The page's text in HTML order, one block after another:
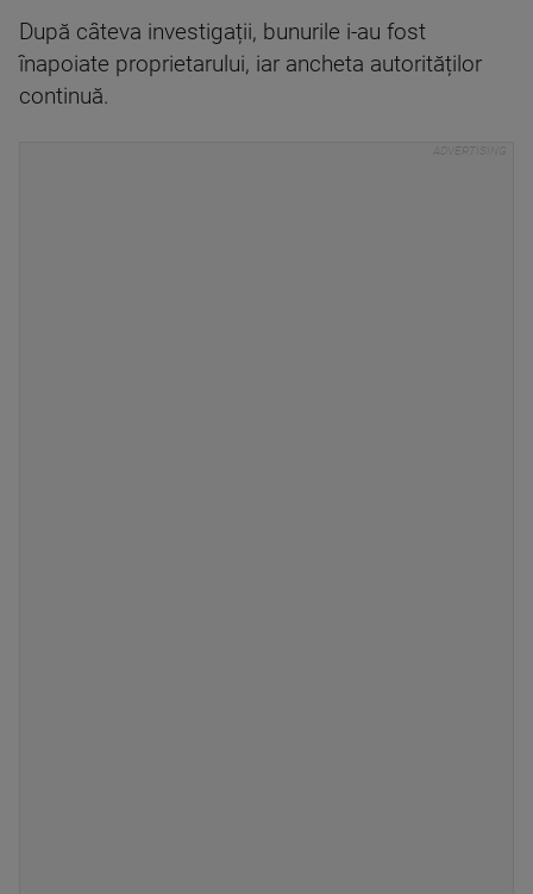
După câteva investigații, bunurile i-au fost
înapoiate proprietarului, iar ancheta autorităților
continuă.